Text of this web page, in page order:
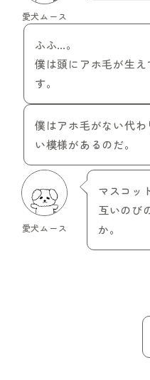
愛犬ムース
ふふ…。
僕は頭にアホ毛が生え
す。
僕はアホ毛がない代わ
い模様があるのだ。
愛犬ムース
マスコッ
互いのび
か。